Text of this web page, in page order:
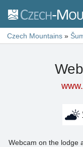
Czech Mountains »
Webcam on the lodge